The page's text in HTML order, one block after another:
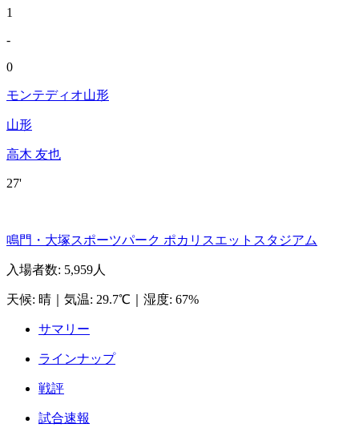
1
-
0
モンテディオ山形
山形
高木 友也
27'
鳴門・大塚スポーツパーク ポカリスエットスタジアム
入場者数: 5,959人
天候: 晴 気温: 29.7℃ 湿度: 67%
サマリー
ラインナップ
戦評
試合速報